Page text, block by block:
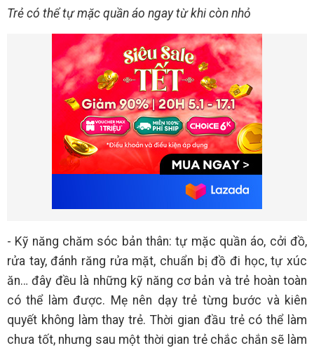
Trẻ có thể tự mặc quần áo ngay từ khi còn nhỏ
- Kỹ năng chăm sóc bản thân: tự mặc quần áo, cởi đồ,
rửa tay, đánh răng rửa mặt, chuẩn bị đồ đi học, tự xúc
ăn… đây đều là những kỹ năng cơ bản và trẻ hoàn toàn
có thể làm được. Mẹ nên dạy trẻ từng bước và kiên
quyết không làm thay trẻ. Thời gian đầu trẻ có thể làm
chưa tốt, nhưng sau một thời gian trẻ chắc chắn sẽ làm